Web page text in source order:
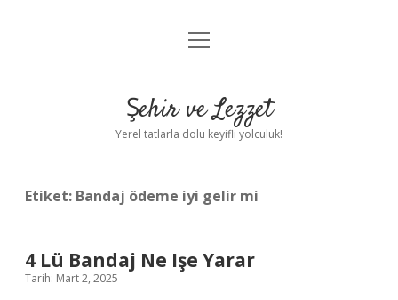
Anasayfa
Yasal Uyarı
menüyü
Şehir ve Lezzet
Yerel tatlarla dolu keyifli yolculuk!
Etiket: Bandaj ödeme iyi gelir mi
4 Lü Bandaj Ne Işe Yarar
Tarih: Mart 2, 2025